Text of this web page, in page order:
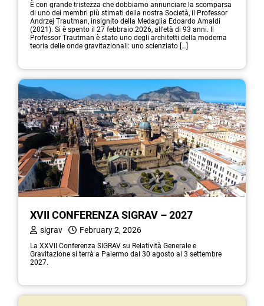
È con grande tristezza che dobbiamo annunciare la scomparsa
di uno dei membri più stimati della nostra Società, il Professor
Andrzej Trautman, insignito della Medaglia Edoardo Amaldi
(2021). Si è spento il 27 febbraio 2026, all’età di 93 anni. Il
Professor Trautman è stato uno degli architetti della moderna
teoria delle onde gravitazionali: uno scienziato […]
XVII CONFERENZA SIGRAV – 2027
sigrav February 2, 2026
La XXVII Conferenza SIGRAV su Relatività Generale e
Gravitazione si terrà a Palermo dal 30 agosto al 3 settembre
2027.